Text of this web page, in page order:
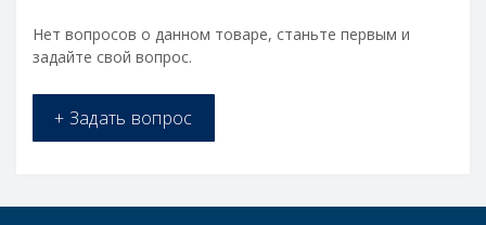
Нет вопросов о данном товаре, станьте первым и
задайте свой вопрос.
+ Задать вопрос